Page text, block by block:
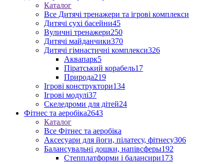
Каталог
Все Дитячі тренажери та ігрові комплекси
Дитячі сухі басейни45
Вуличні тренажери250
Дитячі майданчики370
Дитячі гімнастичні комплекси326
Аквапарк5
Піратський корабель17
Природа219
Ігрові конструктори134
Ігрові модулі37
Скеледроми для дітей24
Фітнес та аеробіка2643
Каталог
Все Фітнес та аеробіка
Аксесуари для йоги, пілатесу, фітнесу306
Балансувальні дошки, напівсферы192
Степплатформи і балансири173